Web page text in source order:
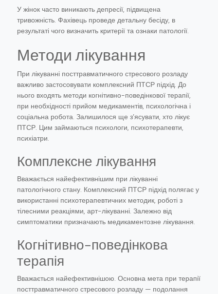
У жінок часто виникають депресії, підвищена
тривожність. Фахівець проведе детальну бесіду, в
результаті чого визначить критерії та ознаки патології.
Методи лікування
При лікуванні посттравматичного стресового розладу
важливо застосовувати комплексний ПТСР підхід. До
нього входять методи когнітивно-поведінкової терапії,
при необхідності прийом медикаментів, психологічна і
соціальна робота. Залишилося ще з’ясувати, хто лікує
ПТСР. Цим займаються психологи, психотерапевти,
психіатри.
Комплексне лікування
Вважається найефективнішим при лікуванні
патологічного стану. Комплексний ПТСР підхід полягає у
використанні психотерапевтичних методик, роботі з
тілесними реакціями, арт-лікуванні. Залежно від
симптоматики призначають медикаментозне лікування.
Когнітивно-поведінкова
терапія
Вважається найефективнішою. Основна мета при терапії
посттравматичного стресового розладу — подолання